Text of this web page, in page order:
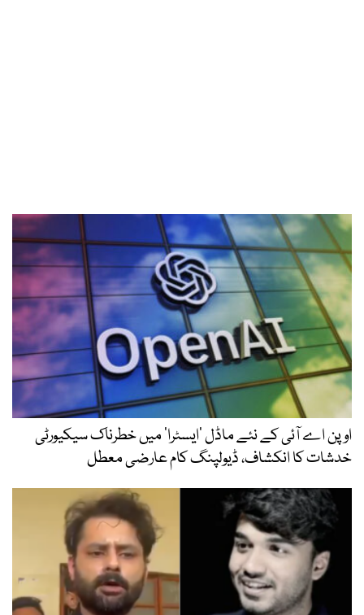
اوپن اے آئی کے نئے ماڈل ’ایسٹرا‘ میں خطرناک سیکیورٹی
خدشات کا انکشاف، ڈیولپنگ کام عارضی معطل